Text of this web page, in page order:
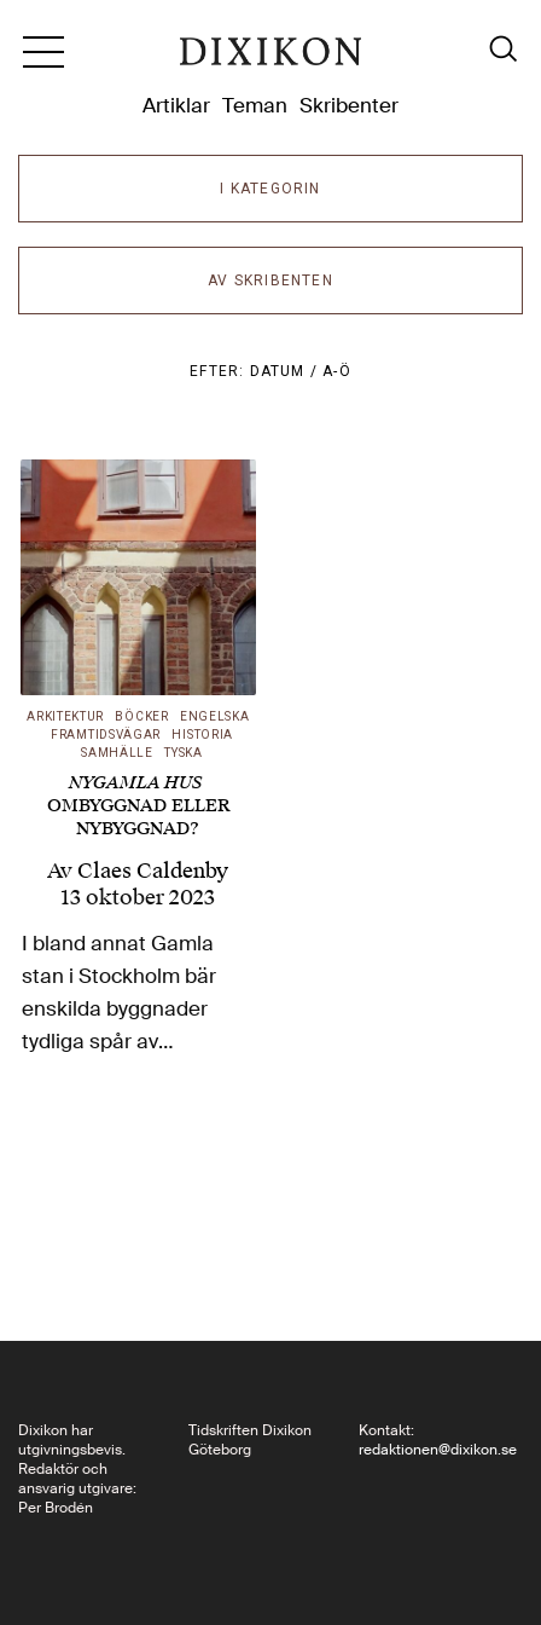
Artiklar Teman Skribenter
I KATEGORIN
AV SKRIBENTEN
EFTER: DATUM /A-Ö
ARKITEKTUR BÖCKER
ENGELSKA
FRAMTIDSVÄGAR
HISTORIA
SAMHÄLLE
TYSKA
NYGAMLA HUS
OMBYGGNAD ELLER
NYBYGGNAD?
AvClaes Caldenby
13 oktober 2023
I bland annat Gamla
stan i Stockholm bär
enskilda byggnader
tydliga spår av
påminner om…
Dixikon har
utgivningsbevis.
Redaktör och
ansvarig utgivare:
Per Brodén
Tidskriften Dixikon
Göteborg
Kontakt:
redaktionen@dixikon.se